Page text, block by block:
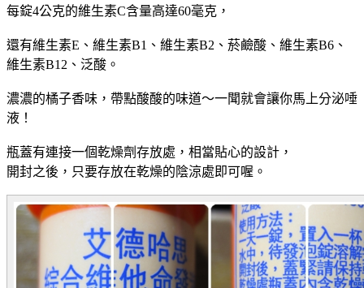
每錠4公克的維生素C含量高達60毫克，
還有維生素E、維生素B1、維生素B2、菸鹼酸、維生素B6、
維生素B12、泛酸。
濃濃的橘子香味，帶點酸酸的味道～一聞就會讓你馬上分泌唾
液！
瓶蓋有連接一個乾燥劑存放處，相當貼心的設計，
開封之後，只要存放在乾燥的陰涼處即可喔。